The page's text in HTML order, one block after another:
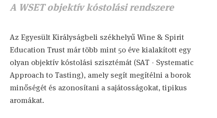
A WSET objektív kóstolási rendszere
Az Egyesült Királyságbeli székhelyű Wine & Spirit
Education Trust már több mint 50 éve kialakított egy
olyan objektív kóstolási szisztémát (SAT - Systematic
Approach to Tasting), amely segít megítélni a borok
minőségét és azonosítani a sajátosságokat, tipikus
aromákat.